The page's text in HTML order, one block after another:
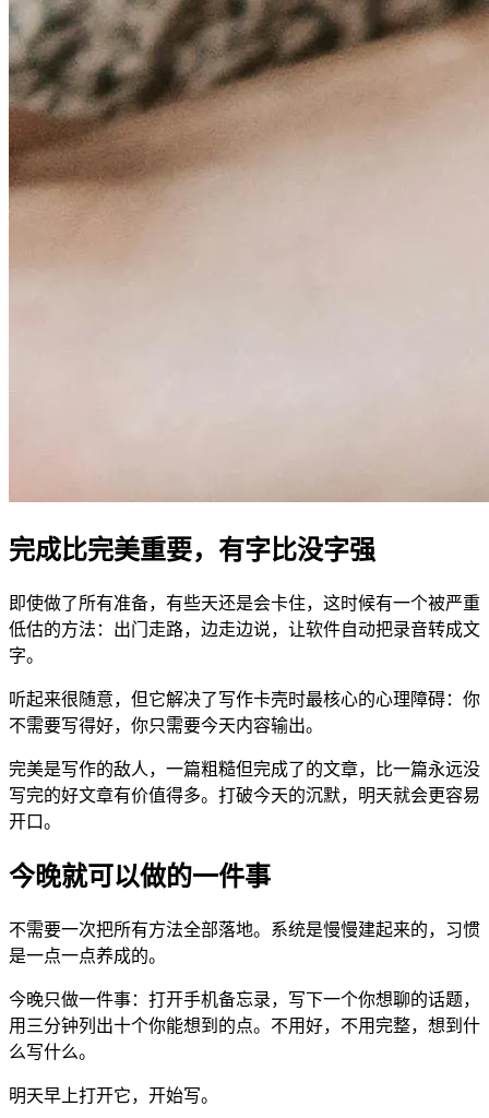
完成比完美重要，有字比没字强
即使做了所有准备，有些天还是会卡住，这时候有一个被严重
低估的方法：出门走路，边走边说，让软件自动把录音转成文
字。
听起来很随意，但它解决了写作卡壳时最核心的心理障碍：你
不需要写得好，你只需要今天内容输出。
完美是写作的敌人，一篇粗糙但完成了的文章，比一篇永远没
写完的好文章有价值得多。打破今天的沉默，明天就会更容易
开口。
今晚就可以做的一件事
不需要一次把所有方法全部落地。系统是慢慢建起来的，习惯
是一点一点养成的。
今晚只做一件事：打开手机备忘录，写下一个你想聊的话题，
用三分钟列出十个你能想到的点。不用好，不用完整，想到什
么写什么。
明天早上打开它，开始写。